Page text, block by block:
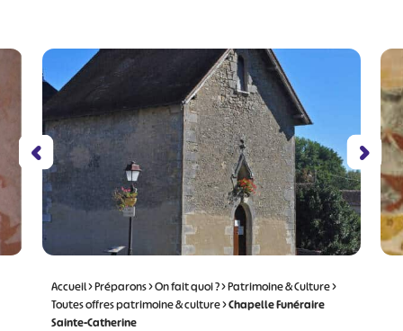
Accueil>Préparons>On fait quoi ?>Patrimoine & Culture>
Toutes offres patrimoine & culture>Chapelle Funéraire
Sainte-Catherine